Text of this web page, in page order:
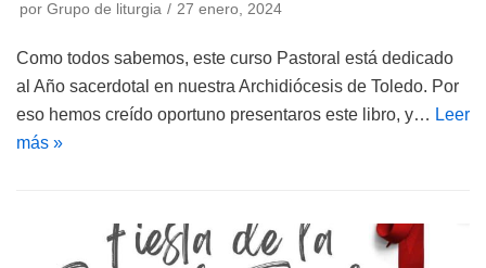
por Grupo de liturgia 27 enero, 2024
Como todos sabemos, este curso Pastoral está dedicado
al Año sacerdotal en nuestra Archidiócesis de Toledo. Por
eso hemos creído oportuno presentaros este libro, y… Leer
más »